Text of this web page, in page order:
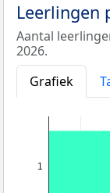
Leerlingen
Aantal
2026.
Grafiek
1